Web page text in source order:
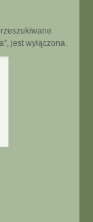
jest wyłączona.